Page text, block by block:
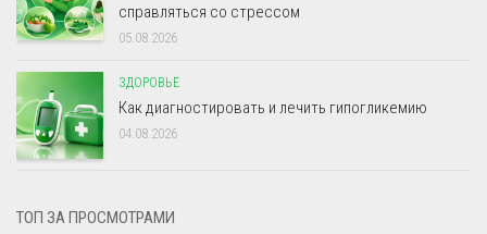
справляться со стрессом
05.08.2026
ЗДОРОВЬЕ
Как диагностировать и лечить гипогликемию
04.08.2026
ТОП ЗА ПРОСМОТРАМИ